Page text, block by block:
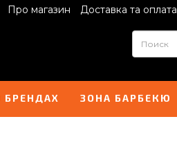
Про магазин Доставка та оплата
БРЕНДАХ ЗОНА БАРБЕКЮ